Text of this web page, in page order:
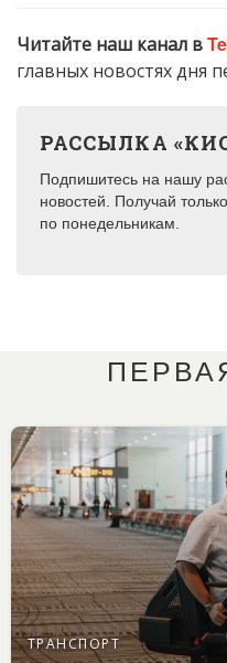
Читайте наш канал в
главных новостях дня
РАССЫЛКА
Подпишитесь на нашу
новостей. Получай
по понедельникам.
ТРАНСПОРТ